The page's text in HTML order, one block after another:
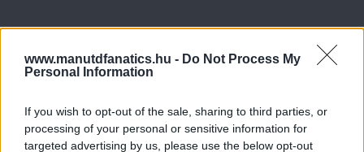
www.manutdfanatics.hu - Do Not Process My
Personal Information
If you wish to opt-out of the sale, sharing to third parties, or
processing of your personal or sensitive information for
targeted advertising by us, please use the below opt-out